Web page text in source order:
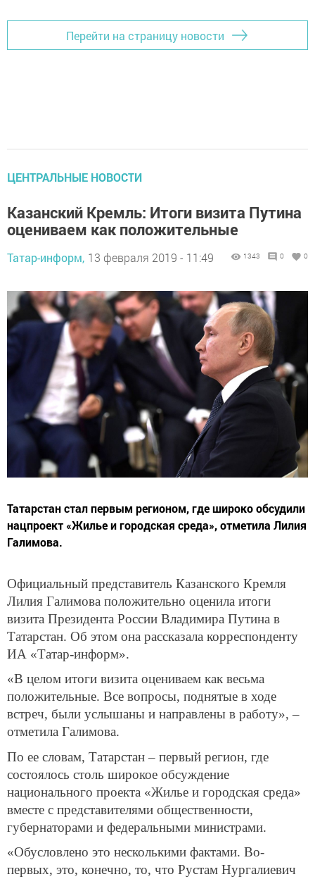
Перейти на страницу новости
ЦЕНТРАЛЬНЫЕ НОВОСТИ
Казанский Кремль: Итоги визита Путина
оцениваем как положительные
Татар-информ, 13 февраля 2019 - 11:49 1343 0 0
Татарстан стал первым регионом, где широко обсудили
нацпроект «Жилье и городская среда», отметила Лилия
Галимова.
Официальный представитель Казанского Кремля
Лилия Галимова положительно оценила итоги
визита Президента России Владимира Путина в
Татарстан. Об этом она рассказала корреспонденту
ИА «Татар-информ».
«В целом итоги визита оцениваем как весьма
положительные. Все вопросы, поднятые в ходе
встреч, были услышаны и направлены в работу», –
отметила Галимова.
По ее словам, Татарстан – первый регион, где
состоялось столь широкое обсуждение
национального проекта «Жилье и городская среда»
вместе с представителями общественности,
губернаторами и федеральными министрами.
«Обусловлено это несколькими фактами. Во-
первых, это, конечно, то, что Рустам Нургалиевич